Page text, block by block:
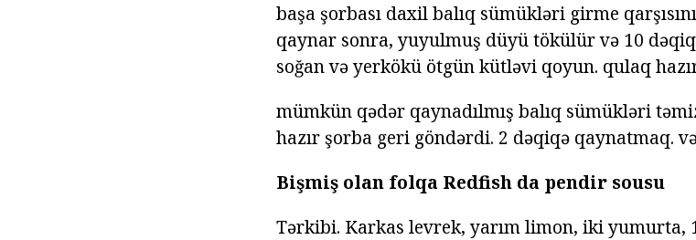
başa şorbası daxil balıq sümükləri girme
qaynar sonra, yuyulmuş düyü tökülür və 10
soğan və yerkökü ötgün kütləvi qoyun. qulaq
mümkün qədər qaynadılmış balıq sümükləri
hazır şorba geri göndərdi. 2 dəqiqə qaynatmaq.
Bişmiş olan folqa Redfish da pendir sousu
Tərkibi. Karkas levrek, yarım limon, iki yumurta,